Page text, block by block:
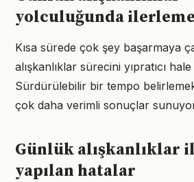
yolculuğunda
Kısa sürede çok şey başarmaya
alışkanlıklar sürecini yıpratıcı
Sürdürülebilir bir tempo
çok daha verimli sonuçlar
Günlük alışkanlıklar
yapılan hatalar